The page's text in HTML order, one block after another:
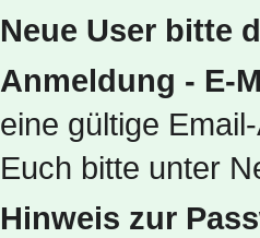
Neue User bitte
Anmeldung - E-
eine gültige
Euch bitte unter
Hinweis zur